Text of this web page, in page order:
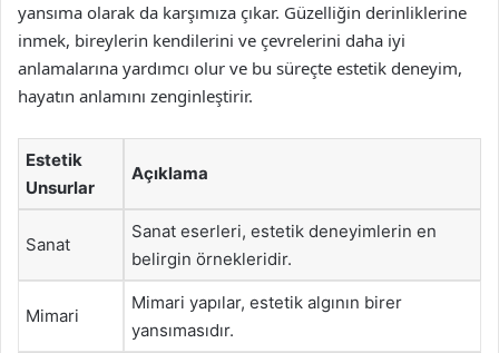
yansıma olarak da karşımıza çıkar. Güzelliğin derinliklerine
inmek, bireylerin kendilerini ve çevrelerini daha iyi
anlamalarına yardımcı olur ve bu süreçte estetik deneyim,
hayatın anlamını zenginleştirir.
Estetik
Unsurlar
Açıklama
Sanat
Sanat eserleri, estetik deneyimlerin en
belirgin örnekleridir.
Mimari
Mimari yapılar, estetik algının birer
yansımasıdır.